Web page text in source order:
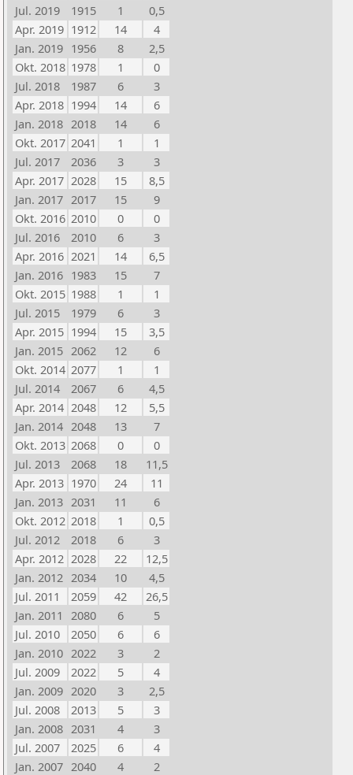
Jul. 2019
1915 1
0,5
Apr. 2019 1912 14
4
Jan. 2019 1956 8
2,5
Okt. 2018 1978 1
0
Jul. 2018
1987 6
3
Apr. 2018 1994 14
6
Jan. 2018 2018 14
6
Okt. 2017 2041 1
1
Jul. 2017
2036 3
3
Apr. 2017 2028 15
8,5
Jan. 2017 2017 15
9
Okt. 2016 2010 0
0
Jul. 2016
2010 6
3
Apr. 2016 2021 14
6,5
Jan. 2016 1983 15
7
Okt. 2015 1988 1
1
Jul. 2015
1979 6
3
Apr. 2015 1994 15
3,5
Jan. 2015 2062 12
6
Okt. 2014 2077 1
1
Jul. 2014
2067 6
4,5
Apr. 2014 2048 12
5,5
Jan. 2014 2048 13
7
Okt. 2013 2068 0
0
Jul. 2013
2068 18
11,5
Apr. 2013 1970 24
11
Jan. 2013 2031 11
6
Okt. 2012 2018 1
0,5
Jul. 2012
2018 6
3
Apr. 2012 2028 22
12,5
Jan. 2012 2034 10
4,5
Jul. 2011
2059 42
26,5
Jan. 2011 2080 6
5
Jul. 2010
2050 6
6
Jan. 2010 2022 3
2
Jul. 2009
2022 5
4
Jan. 2009 2020 3
2,5
Jul. 2008
2013 5
3
Jan. 2008 2031 4
3
Jul. 2007
2025 6
4
Jan. 2007 2040 4
2